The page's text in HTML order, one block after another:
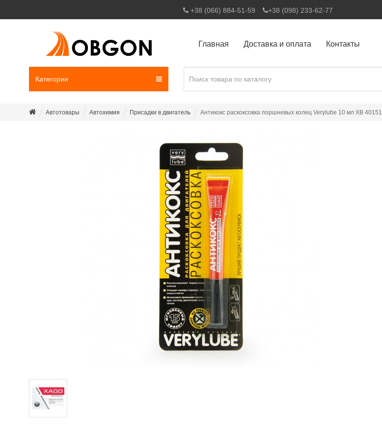
+38 (066) 884-51-59 +38 (098) 233-62-77
Главная Доставка и оплата Контакты
Категории
Автотовары Автохимия Присадки в двигатель Антикокс раскоксовка поршневых колец Verylube 10 мл XB 40151